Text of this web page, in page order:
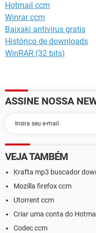
Hotmail ccm
Winrar ccm
Baixaki antivirus gratis
Histórico de downloads
WinRAR (32 bits)
ASSINE NOSSA
VEJA TAMBÉM
Krafta mp3 buscador
Mozilla firefox ccm
Utorrent ccm
Criar uma conta do
Codec ccm